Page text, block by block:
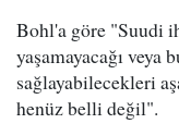
Bohl'a göre "Suudi
yaşamayacağı veya
sağlayabilecekleri
henüz belli değil".